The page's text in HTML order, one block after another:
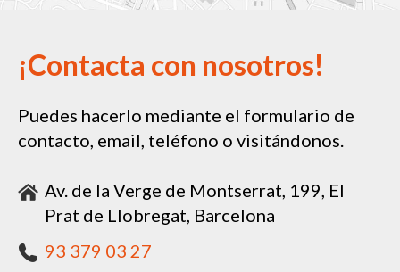
¡Contacta con nosotros!
Puedes hacerlo mediante el formulario de
contacto, email, teléfono o visitándonos.
Av. de la Verge de Montserrat, 199, El
Prat de Llobregat, Barcelona
93 379 03 27